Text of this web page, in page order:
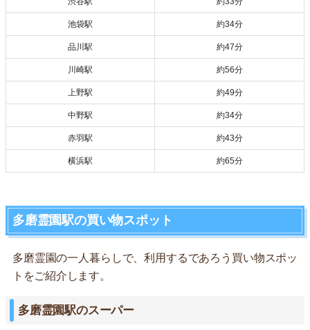
池袋駅 約34分
品川駅 約47分
川崎駅 約56分
上野駅 約49分
中野駅 約34分
赤羽駅 約43分
横浜駅 約65分
多磨霊園駅の買い物スポット
多磨霊園の一人暮らしで、利用するであろう買い物スポッ
トをご紹介します。
多磨霊園駅のスーパー